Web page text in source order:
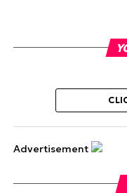
Advertisement